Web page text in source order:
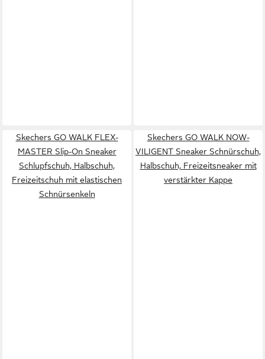
Skechers GO WALK FLEX-
MASTER Slip-On Sneaker
Schlupfschuh, Halbschuh,
Freizeitschuh mit elastischen
Schnürsenkeln
Skechers GO WALK NOW-
VILIGENT Sneaker Schnürschuh,
Halbschuh, Freizeitsneaker mit
verstärkter Kappe